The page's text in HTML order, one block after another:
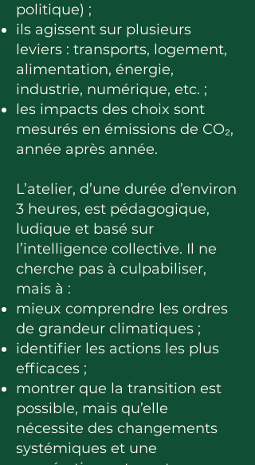
politique) ;
ils agissent sur plusieurs
leviers : transports, logement,
alimentation, énergie,
industrie, numérique, etc. ;
les impacts des choix sont
mesurés en émissions de CO₂,
année après année.
L’atelier, d’une durée d’environ
3 heures, est pédagogique,
ludique et basé sur
l’intelligence collective. Il ne
cherche pas à culpabiliser,
mais à :
mieux comprendre les ordres
de grandeur climatiques ;
identifier les actions les plus
efficaces ;
montrer que la transition est
possible, mais qu’elle
nécessite des changements
systémiques et une